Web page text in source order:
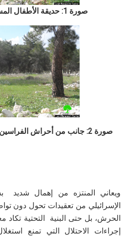
صورة 1: حديقة الأطفال المستهدفة بالإخطار
صورة 2: جانب من أحراش الفراسين في بلدة قفين بطولكرم
ويعاني المنتزه من إهمال شديد
الإسرائيلي من تعقيدات تحول دون
الحرش، بل حتى البنية التحتية
إجراءات الاحتلال التي تمنع